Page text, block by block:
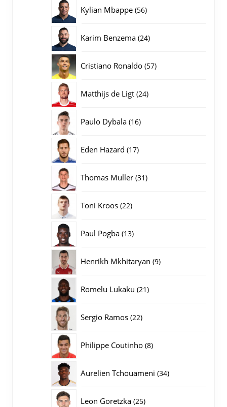
Kylian Mbappe 5656
Karim Benzema 2424
Cristiano Ronaldo 5757
Matthijs de Ligt 2424
Paulo Dybala 1616
Eden Hazard 1717
Thomas Muller 3131
Toni Kroos 2222
Paul Pogba 1313
Henrikh Mkhitaryan 99
Romelu Lukaku 2121
Sergio Ramos 2222
Philippe Coutinho 88
Aurelien Tchouameni 3434
Leon Goretzka 2525